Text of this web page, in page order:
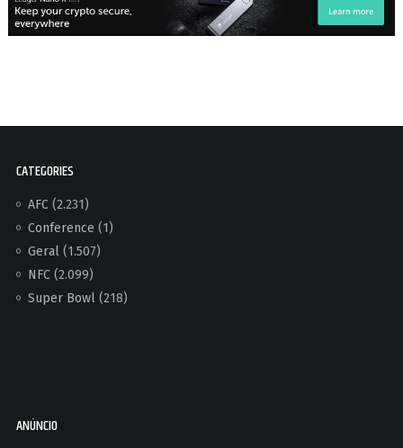
CATEGORIES
AFC(2.231)
Conference (1)
Geral(1.507)
NFC(2.099)
Super Bowl(218)
ANÚNCIO